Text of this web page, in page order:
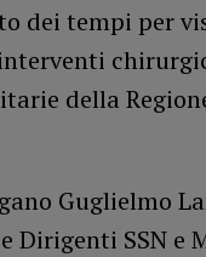
dei tempi per
della
Guglielmo
Dirigenti SSN e